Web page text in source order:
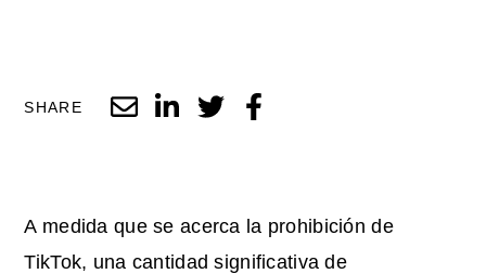
SHARE
A medida que se acerca la prohibición de
TikTok, una cantidad significativa de